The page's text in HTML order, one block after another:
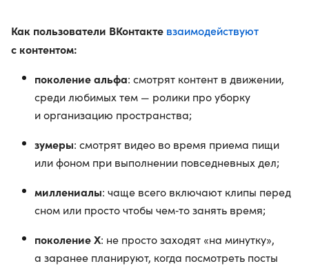
Как пользователи ВКонтакте взаимодействуют
с контентом:
поколение альфа: смотрят контент в движении,
среди любимых тем — ролики про уборку
и организацию пространства;
зумеры: смотрят видео во время приема пищи
или фоном при выполнении повседневных дел;
миллениалы: чаще всего включают клипы перед
сном или просто чтобы чем‑то занять время;
поколение X: не просто заходят «на минутку»,
а заранее планируют, когда посмотреть посты